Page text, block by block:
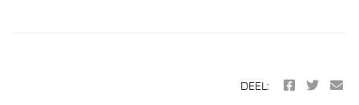
DEEL: